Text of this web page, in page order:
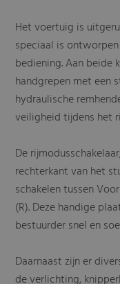
Het voertuig is
speciaal is
bediening. Aan beide
handgrepen met een
hydraulische
veiligheid tijdens het
De
rechterkant van het
schakelen tussen
(R). Deze handige
bestuurder snel en
Daarnaast zijn er
de verlichting,